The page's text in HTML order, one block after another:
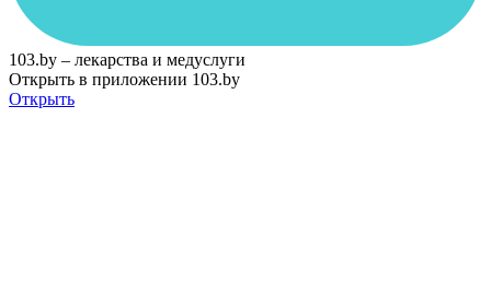
103.by – лекарства и медуслуги
Открыть в приложении 103.by
Открыть